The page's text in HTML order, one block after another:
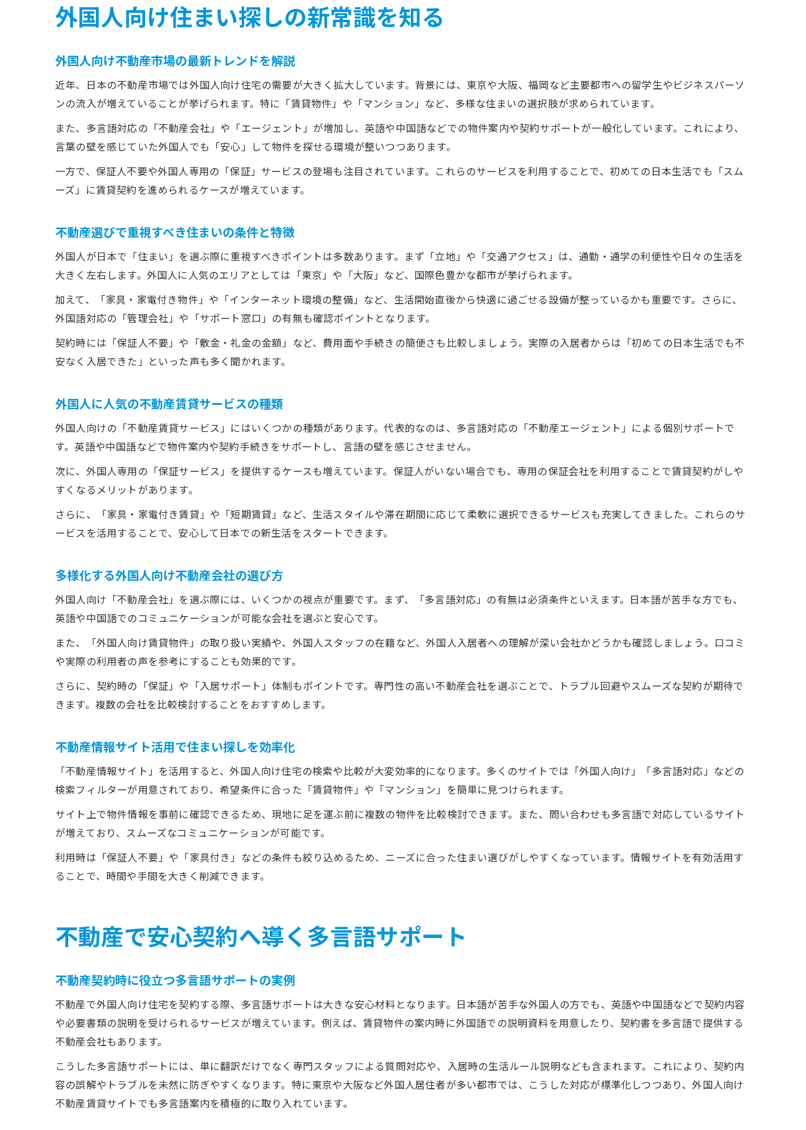
不動産で安心契約へ導く多言語サポート
不動産契約時に役立つ多言語サポートの実例
不動産契約書の翻訳やサポート方法を紹介
多言語サービスで契約トラブルを未然に防ぐ
外国人の日本生活をサポートする住環境
不動産選びで快適な日本生活を実現するコツ
外国人に優しい住環境の不動産賃貸とは
賃貸契約がスムーズになる不動産の工夫
不動産賃貸契約を簡単にする最新の工夫
外国人向け不動産で保証人不要の選択肢
書類準備を効率化する不動産サポート術
オンライン対応の不動産賃貸サービス活用
外国人向け賃貸物件のチェックポイント
不動産会社選びでトラブルを防ぐコツ
生活スタイルに合う不動産を見極める方法
不動産エージェント活用で契約トラブル回避
不動産エージェント選びで重視すべき基準
多言語対応が可能な不動産仲介サービス活用
安心のための不動産エージェントチェック法
外国人向け住まい探しの新常識を知る
外国人向け不動産市場の最新トレンドを解説
近年、日本の不動産市場では外国人向け住宅の需要が大きく拡大しています。背景には、東京や大阪、福岡など主要都市への留学生やビジネスパーソ
ンの流入が増えていることが挙げられます。特に「賃貸物件」や「マンション」など、多様な住まいの選択肢が求められています。
また、多言語対応の「不動産会社」や「エージェント」が増加し、英語や中国語などでの物件案内や契約サポートが一般化しています。これにより、
言葉の壁を感じていた外国人でも「安心」して物件を探せる環境が整いつつあります。
一方で、保証人不要や外国人専用の「保証」サービスの登場も注目されています。これらのサービスを利用することで、初めての日本生活でも「スム
ーズ」に賃貸契約を進められるケースが増えています。
不動産選びで重視すべき住まいの条件と特徴
外国人が日本で「住まい」を選ぶ際に重視すべきポイントは多数あります。まず「立地」や「交通アクセス」は、通勤・通学の利便性や日々の生活を
大きく左右します。外国人に人気のエリアとしては「東京」や「大阪」など、国際色豊かな都市が挙げられます。
加えて、「家具・家電付き物件」や「インターネット環境の整備」など、生活開始直後から快適に過ごせる設備が整っているかも重要です。さらに、
外国語対応の「管理会社」や「サポート窓口」の有無も確認ポイントとなります。
契約時には「保証人不要」や「敷金・礼金の金額」など、費用面や手続きの簡便さも比較しましょう。実際の入居者からは「初めての日本生活でも不
安なく入居できた」といった声も多く聞かれます。
外国人に人気の不動産賃貸サービスの種類
外国人向けの「不動産賃貸サービス」にはいくつかの種類があります。代表的なのは、多言語対応の「不動産エージェント」による個別サポートで
す。英語や中国語などで物件案内や契約手続きをサポートし、言語の壁を感じさせません。
次に、外国人専用の「保証サービス」を提供するケースも増えています。保証人がいない場合でも、専用の保証会社を利用することで賃貸契約がしや
すくなるメリットがあります。
さらに、「家具・家電付き賃貸」や「短期賃貸」など、生活スタイルや滞在期間に応じて柔軟に選択できるサービスも充実してきました。これらのサ
ービスを活用することで、安心して日本での新生活をスタートできます。
多様化する外国人向け不動産会社の選び方
外国人向け「不動産会社」を選ぶ際には、いくつかの視点が重要です。まず、「多言語対応」の有無は必須条件といえます。日本語が苦手な方でも、
英語や中国語でのコミュニケーションが可能な会社を選ぶと安心です。
また、「外国人向け賃貸物件」の取り扱い実績や、外国人スタッフの在籍など、外国人入居者への理解が深い会社かどうかも確認しましょう。口コミ
や実際の利用者の声を参考にすることも効果的です。
さらに、契約時の「保証」や「入居サポート」体制もポイントです。専門性の高い不動産会社を選ぶことで、トラブル回避やスムーズな契約が期待で
きます。複数の会社を比較検討することをおすすめします。
不動産情報サイト活用で住まい探しを効率化
「不動産情報サイト」を活用すると、外国人向け住宅の検索や比較が大変効率的になります。多くのサイトでは「外国人向け」「多言語対応」などの
検索フィルターが用意されており、希望条件に合った「賃貸物件」や「マンション」を簡単に見つけられます。
サイト上で物件情報を事前に確認できるため、現地に足を運ぶ前に複数の物件を比較検討できます。また、問い合わせも多言語で対応しているサイト
が増えており、スムーズなコミュニケーションが可能です。
利用時は「保証人不要」や「家具付き」などの条件も絞り込めるため、ニーズに合った住まい選びがしやすくなっています。情報サイトを有効活用す
ることで、時間や手間を大きく削減できます。
不動産で安心契約へ導く多言語サポート
不動産契約時に役立つ多言語サポートの実例
不動産で外国人向け住宅を契約する際、多言語サポートは大きな安心材料となります。日本語が苦手な外国人の方でも、英語や中国語などで契約内容
や必要書類の説明を受けられるサービスが増えています。例えば、賃貸物件の案内時に外国語での説明資料を用意したり、契約書を多言語で提供する
不動産会社もあります。
こうした多言語サポートには、単に翻訳だけでなく専門スタッフによる質問対応や、入居時の生活ルール説明なども含まれます。これにより、契約内
容の誤解やトラブルを未然に防ぎやすくなります。特に東京や大阪など外国人居住者が多い都市では、こうした対応が標準化しつつあり、外国人向け
不動産賃貸サイトでも多言語案内を積極的に取り入れています。